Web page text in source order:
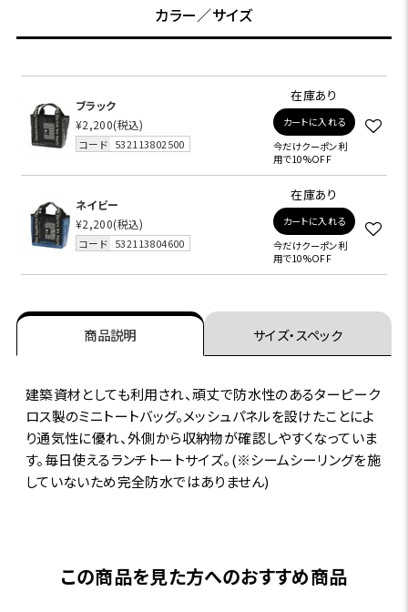
カラー／サイズ
ブラック
¥2,200(税込)
コード 532113802500
在庫あり
カートに入れる
今だけクーポン利
用で10%OFF
ネイビー
¥2,200(税込)
コード 532113804600
在庫あり
カートに入れる
今だけクーポン利
用で10%OFF
商品説明 サイズ・スペック
建築資材としても利用され、頑丈で防水性のあるターピーク
ロス製のミニトートバッグ。メッシュパネルを設けたことによ
り通気性に優れ、外側から収納物が確認しやすくなっていま
す。毎日使えるランチトートサイズ。(※シームシーリングを施
していないため完全防水ではありません)
この商品を見た方へのおすすめ商品